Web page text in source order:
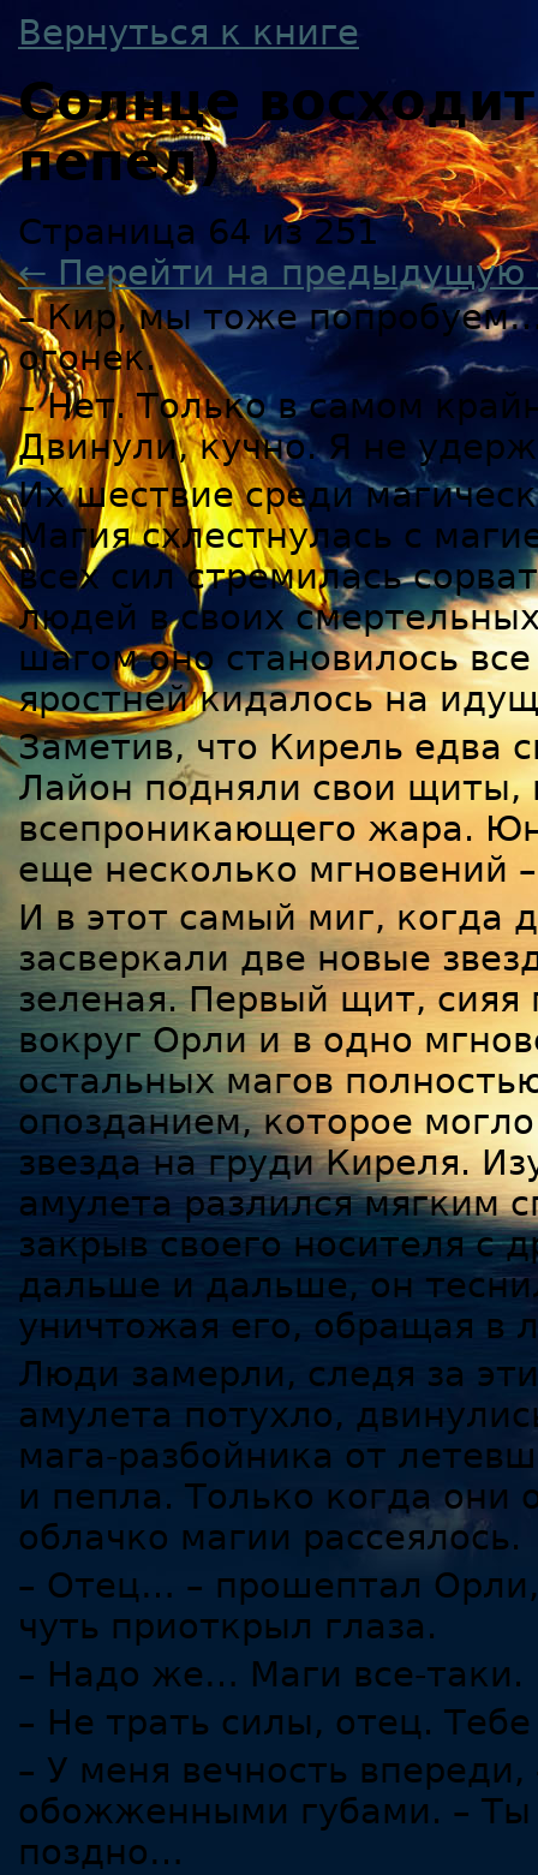
Вернуться к книге
Солнце
пепел)
Страница 64 из 251
← Перейти на предыдущую
– Кир, мы тоже
огонек.
– Нет. Только в самом
Двинули, кучно. Я не
Их шествие среди
Магия схлестнулась с
всех сил стремилась
людей в своих
шагом оно становилось
яростней кидалось на
Заметив, что Кирель едва
Лайон подняли свои щиты,
всепроникающего жара.
еще несколько мгновений
И в этот самый миг, когда
засверкали две новые
зеленая. Первый щит,
вокруг Орли и в одно
остальных магов
опозданием, которое
звезда на груди Киреля.
амулета разлился мягким
закрыв своего носителя с
дальше и дальше, он
уничтожая его, обращая в
Люди замерли, следя за
амулета потухло,
мага-разбойника от
и пепла. Только когда они
облачко магии рассеялось.
– Отец… – прошептал
чуть приоткрыл глаза.
– Надо же… Маги все-таки.
– Не трать силы, отец.
– У меня вечность
обожженными губами. –
поздно…